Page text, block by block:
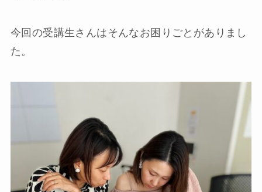
今回の受講生さんはそんなお困りごとがありまし
た。